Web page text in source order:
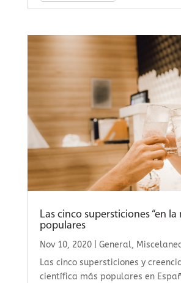
Las cinco supersticiones “en la
populares
Nov 10, 2020| General,
Las cinco supersticiones y
científica más populares en